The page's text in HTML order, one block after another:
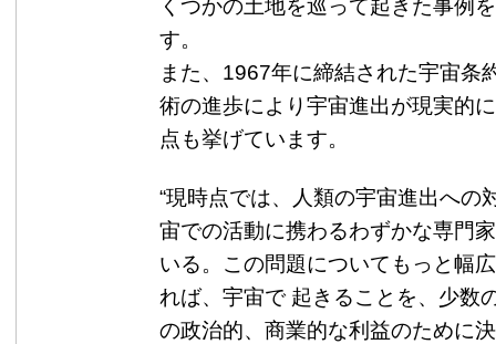
くつかの土地を巡って起きた事例
す。
また、1967年に締結された宇宙条
術の進歩により宇宙進出が現実的
点も挙げています。
“現時点では、人類の宇宙進出への
宙での活動に携わるわずかな専門
いる。この問題についてもっと幅
れば、宇宙で 起きることを、少数
の政治的、商業的な利益のために